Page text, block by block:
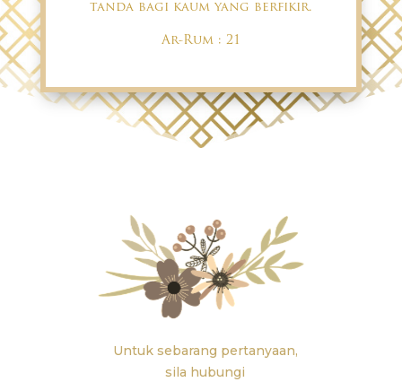
tanda bagi kaum yang berfikir.
Ar-Rum : 21
Untuk sebarang pertanyaan,
sila hubungi